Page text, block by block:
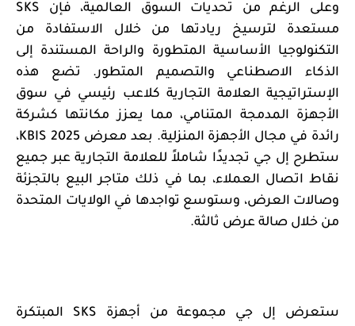
وعلى الرغم من تحديات السوق العالمية، فإن SKS
مستعدة لترسيخ ريادتها من خلال الاستفادة من
التكنولوجيا الأساسية المتطورة والراحة المستندة إلى
الذكاء الاصطناعي والتصميم المتطور. تضع هذه
الإستراتيجية العلامة التجارية كلاعب رئيسي في سوق
الأجهزة المدمجة المتنامي، مما يعزز مكانتها كشركة
رائدة في مجال الأجهزة المنزلية. بعد معرضKBIS 2025،
ستطرح إل جي تجديدًا شاملاً للعلامة التجارية عبر جميع
نقاط اتصال العملاء، بما في ذلك متاجر البيع بالتجزئة
وصالات العرض، وستوسع تواجدها في الولايات المتحدة
من خلال صالة عرض ثالثة.
ستعرض إل جي مجموعة من أجهزة SKS المبتكرة